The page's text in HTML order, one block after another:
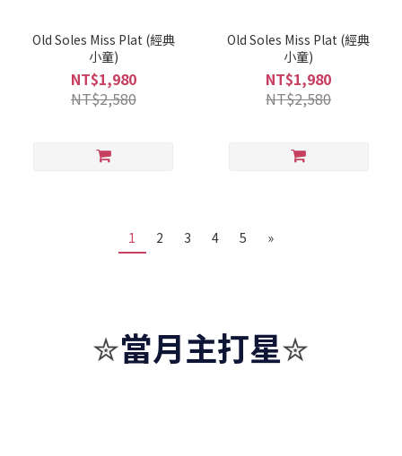
Old Soles Miss Plat (經典
小童)
NT$1,980
NT$2,580
Old Soles Miss Plat (經典
小童)
NT$1,980
NT$2,580
1 2 3 4 5 »
✮當月主打星✮